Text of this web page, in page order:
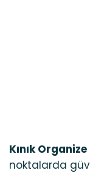
Kınık
noktalarda